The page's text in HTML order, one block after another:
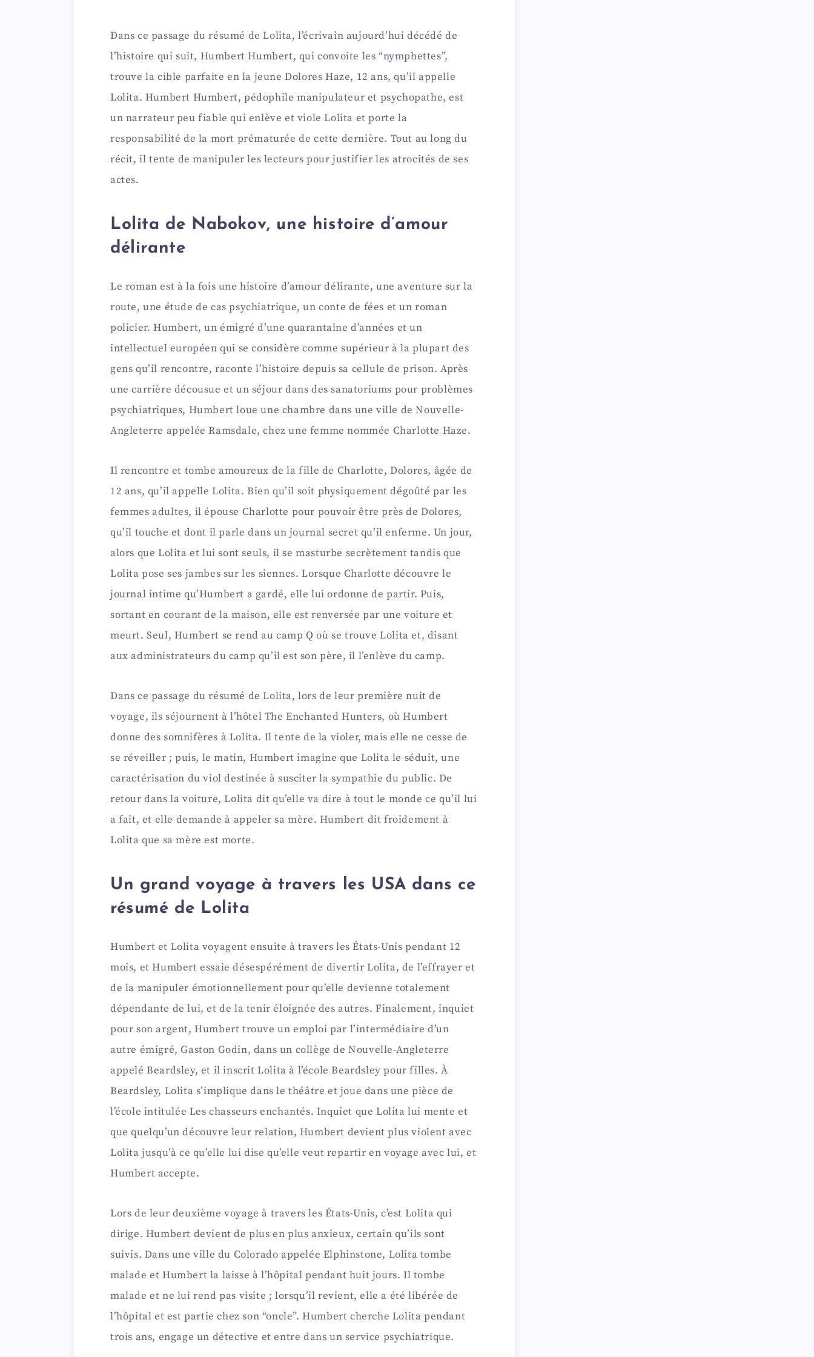
V
i
d
Dans ce passage du résumé de Lolita, l’écrivain aujourd’hui décédé de
l’histoire qui suit, Humbert Humbert, qui convoite les “nymphettes”,
trouve la cible parfaite en la jeune Dolores Haze, 12 ans, qu’il appelle
Lolita. Humbert Humbert, pédophile manipulateur et psychopathe, est
un narrateur peu fiable qui enlève et viole Lolita et porte la
responsabilité de la mort prématurée de cette dernière. Tout au long du
récit, il tente de manipuler les lecteurs pour justifier les atrocités de ses
actes.
Lolita de Nabokov, une histoire d’amour
délirante
Le roman est à la fois une histoire d’amour délirante, une aventure sur la
route, une étude de cas psychiatrique, un conte de fées et un roman
policier. Humbert, un émigré d’une quarantaine d’années et un
intellectuel européen qui se considère comme supérieur à la plupart des
gens qu’il rencontre, raconte l’histoire depuis sa cellule de prison. Après
une carrière décousue et un séjour dans des sanatoriums pour problèmes
psychiatriques, Humbert loue une chambre dans une ville de Nouvelle-
Angleterre appelée Ramsdale, chez une femme nommée Charlotte Haze.
Il rencontre et tombe amoureux de la fille de Charlotte, Dolores, âgée de
12 ans, qu’il appelle Lolita. Bien qu’il soit physiquement dégoûté par les
femmes adultes, il épouse Charlotte pour pouvoir être près de Dolores,
qu’il touche et dont il parle dans un journal secret qu’il enferme. Un jour,
alors que Lolita et lui sont seuls, il se masturbe secrètement tandis que
Lolita pose ses jambes sur les siennes. Lorsque Charlotte découvre le
journal intime qu’Humbert a gardé, elle lui ordonne de partir. Puis,
sortant en courant de la maison, elle est renversée par une voiture et
meurt. Seul, Humbert se rend au camp Q où se trouve Lolita et, disant
aux administrateurs du camp qu’il est son père, il l’enlève du camp.
Dans ce passage du résumé de Lolita, lors de leur première nuit de
voyage, ils séjournent à l’hôtel The Enchanted Hunters, où Humbert
donne des somnifères à Lolita. Il tente de la violer, mais elle ne cesse de
se réveiller ; puis, le matin, Humbert imagine que Lolita le séduit, une
caractérisation du viol destinée à susciter la sympathie du public. De
retour dans la voiture, Lolita dit qu’elle va dire à tout le monde ce qu’il lui
a fait, et elle demande à appeler sa mère. Humbert dit froidement à
Lolita que sa mère est morte.
Un grand voyage à travers les USA dans ce
résumé de Lolita
Humbert et Lolita voyagent ensuite à travers les États-Unis pendant 12
mois, et Humbert essaie désespérément de divertir Lolita, de l’effrayer et
de la manipuler émotionnellement pour qu’elle devienne totalement
dépendante de lui, et de la tenir éloignée des autres. Finalement, inquiet
pour son argent, Humbert trouve un emploi par l’intermédiaire d’un
autre émigré, Gaston Godin, dans un collège de Nouvelle-Angleterre
appelé Beardsley, et il inscrit Lolita à l’école Beardsley pour filles. À
Beardsley, Lolita s’implique dans le théâtre et joue dans une pièce de
l’école intitulée Les chasseurs enchantés. Inquiet que Lolita lui mente et
que quelqu’un découvre leur relation, Humbert devient plus violent avec
Lolita jusqu’à ce qu’elle lui dise qu’elle veut repartir en voyage avec lui, et
Humbert accepte.
Lors de leur deuxième voyage à travers les États-Unis, c’est Lolita qui
dirige. Humbert devient de plus en plus anxieux, certain qu’ils sont
suivis. Dans une ville du Colorado appelée Elphinstone, Lolita tombe
malade et Humbert la laisse à l’hôpital pendant huit jours. Il tombe
malade et ne lui rend pas visite ; lorsqu’il revient, elle a été libérée de
l’hôpital et est partie chez son “oncle”. Humbert cherche Lolita pendant
trois ans, engage un détective et entre dans un service psychiatrique.